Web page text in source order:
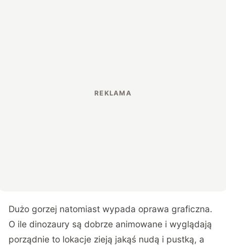
Dużo gorzej natomiast wypada oprawa graficzna.
O ile dinozaury są dobrze animowane i wyglądają
porządnie to lokacje zieją jakąś nudą i pustką, a